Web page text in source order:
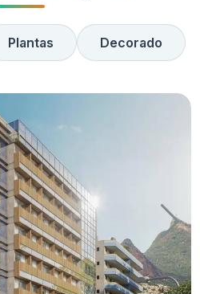
Plantas Decorado